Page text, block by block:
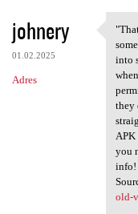
johnery
01.02.2025
Adres
into
they
APK
you
info!
old-